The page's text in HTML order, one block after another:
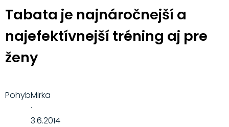
Tabata je najnáročnejší a
najefektívnejší tréning aj pre
ženy
PohybMirka
·
3.6.2014